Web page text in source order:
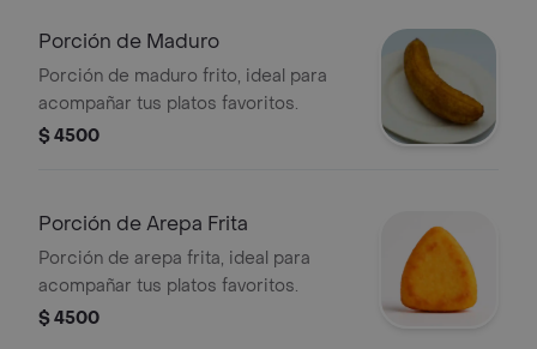
Porción de Maduro
Porción de maduro frito, ideal para
acompañar tus platos favoritos.
$ 4500
Porción de Arepa Frita
Porción de arepa frita, ideal para
acompañar tus platos favoritos.
$ 4500